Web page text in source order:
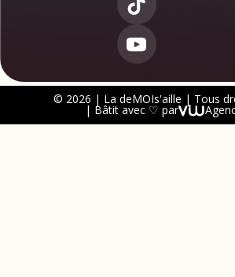
© 2026 | La deMOIs'aille | Tous
| Bâtit avec ♡ par